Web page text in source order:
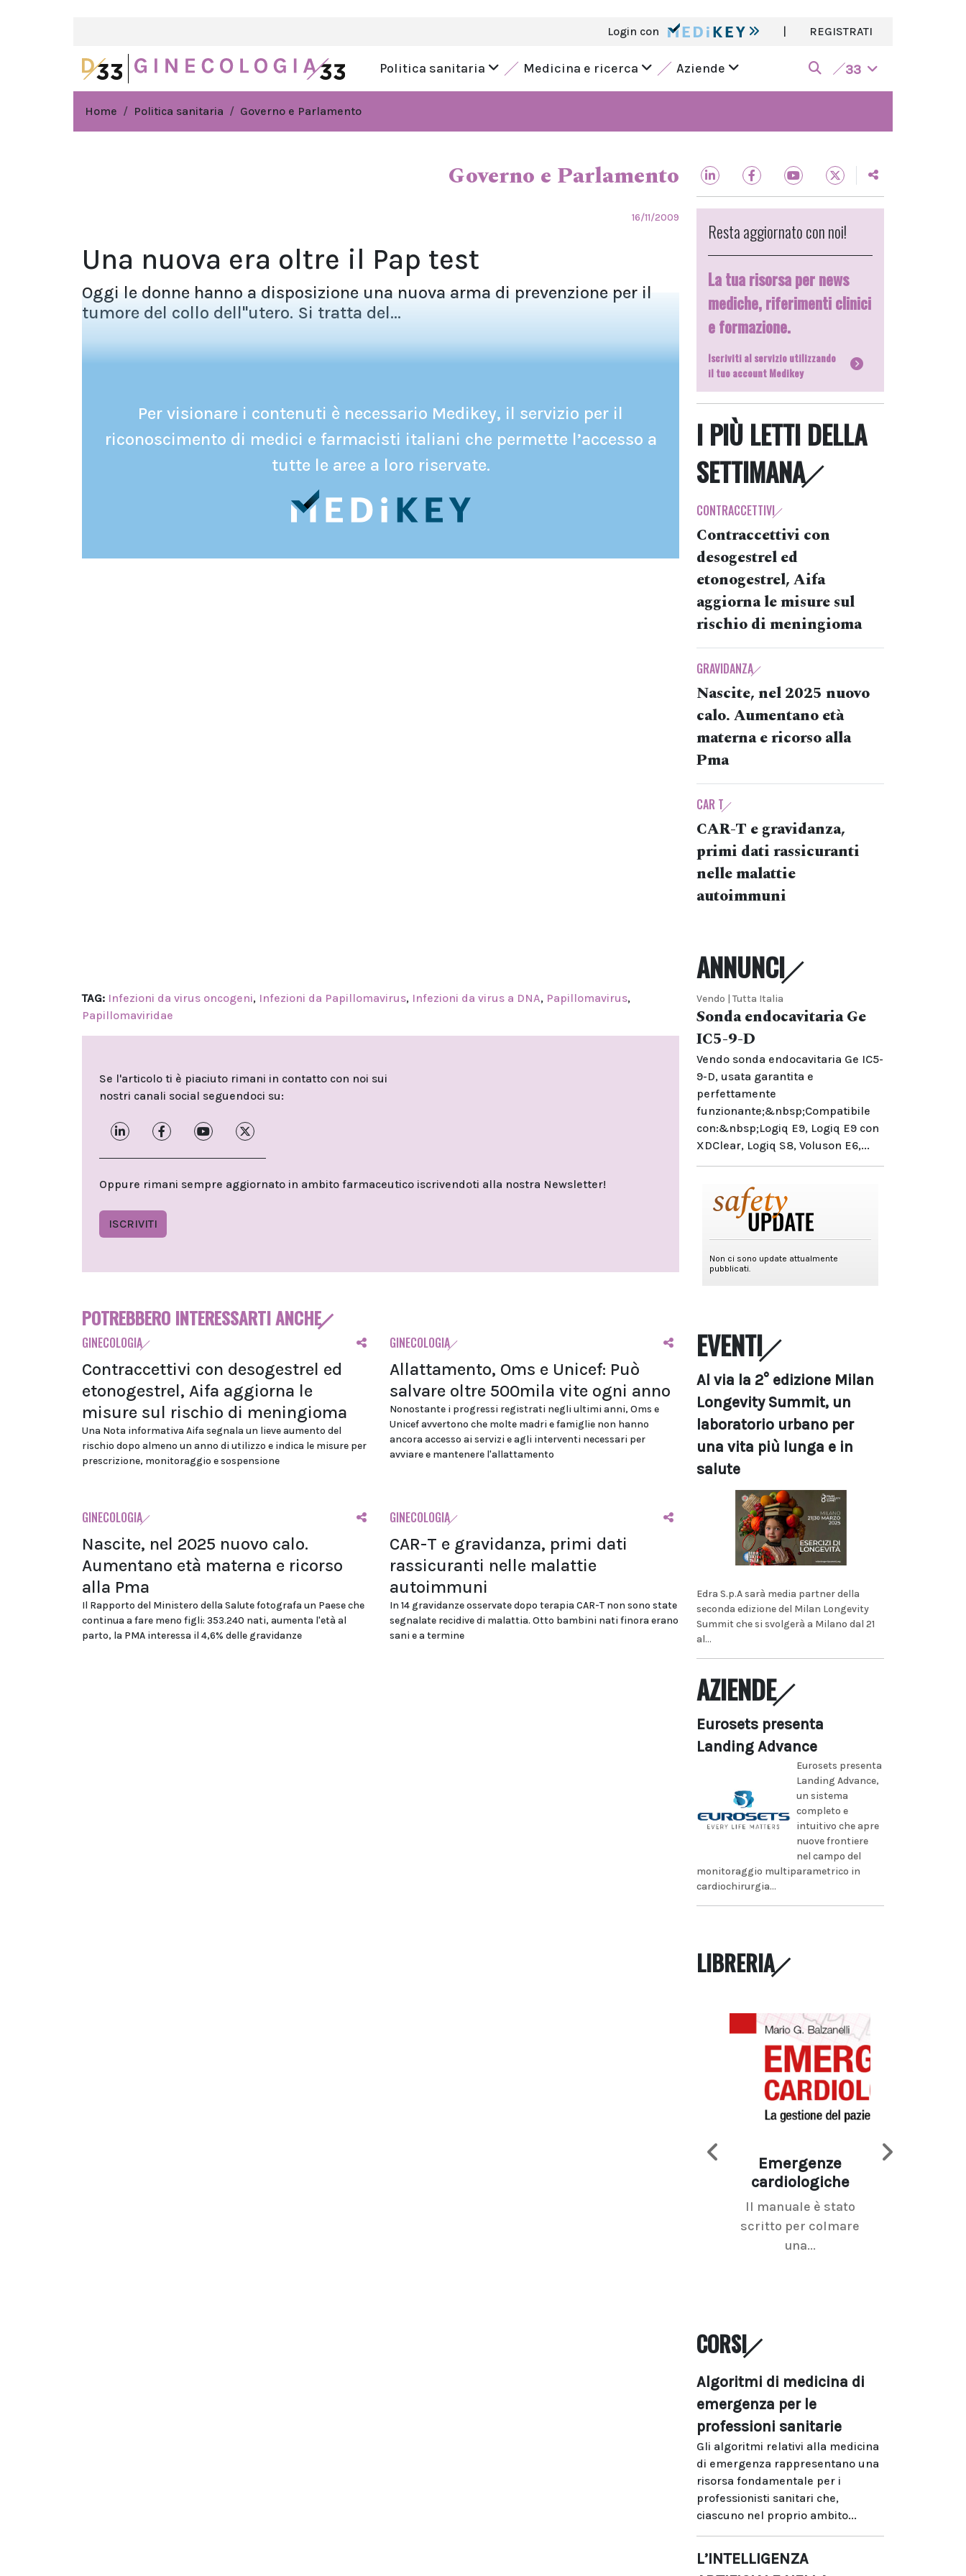
Login con | REGISTRATI
Politica sanitaria Medicina e ricerca Aziende 33
Home Politica sanitaria Governo e Parlamento
Governo e Parlamento
16/11/2009
Una nuova era oltre il Pap test
Oggi le donne hanno a disposizione una nuova arma di prevenzione per il
tumore del collo dell''utero. Si tratta del...
Per visionare i contenuti è necessario Medikey, il servizio per il
riconoscimento di medici e farmacisti italiani che permette l’accesso a
tutte le aree a loro riservate.
TAG: Infezioni da virus oncogeni, Infezioni da Papillomavirus, Infezioni da virus a DNA, Papillomavirus,
Papillomaviridae
Se l'articolo ti è piaciuto rimani in contatto con noi sui
nostri canali social seguendoci su:
Oppure rimani sempre aggiornato in ambito farmaceutico iscrivendoti alla nostra Newsletter!
ISCRIVITI
POTREBBERO INTERESSARTI ANCHE
GINECOLOGIA
Contraccettivi con desogestrel ed
etonogestrel, Aifa aggiorna le
misure sul rischio di meningioma
Una Nota informativa Aifa segnala un lieve aumento del
rischio dopo almeno un anno di utilizzo e indica le misure per
prescrizione, monitoraggio e sospensione
GINECOLOGIA
Allattamento, Oms e Unicef: Può
salvare oltre 500mila vite ogni anno
Nonostante i progressi registrati negli ultimi anni, Oms e
Unicef avvertono che molte madri e famiglie non hanno
ancora accesso ai servizi e agli interventi necessari per
avviare e mantenere l'allattamento
GINECOLOGIA
Nascite, nel 2025 nuovo calo.
Aumentano età materna e ricorso
alla Pma
Il Rapporto del Ministero della Salute fotografa un Paese che
continua a fare meno figli: 353.240 nati, aumenta l'età al
parto, la PMA interessa il 4,6% delle gravidanze
GINECOLOGIA
CAR-T e gravidanza, primi dati
rassicuranti nelle malattie
autoimmuni
In 14 gravidanze osservate dopo terapia CAR-T non sono state
segnalate recidive di malattia. Otto bambini nati finora erano
sani e a termine
Resta aggiornato con noi!
La tua risorsa per news
mediche, riferimenti clinici
e formazione.
Iscriviti al servizio utilizzando
il tuo account Medikey
I PIÙ LETTI DELLA
SETTIMANA
CONTRACCETTIVI
Contraccettivi con
desogestrel ed
etonogestrel, Aifa
aggiorna le misure sul
rischio di meningioma
GRAVIDANZA
Nascite, nel 2025 nuovo
calo. Aumentano età
materna e ricorso alla
Pma
CAR T
CAR-T e gravidanza,
primi dati rassicuranti
nelle malattie
autoimmuni
ANNUNCI
Vendo | Tutta Italia
Sonda endocavitaria Ge
IC5-9-D
Vendo sonda endocavitaria Ge IC5-
9-D, usata garantita e
perfettamente
funzionante;&nbsp;Compatibile
con:&nbsp;Logiq E9, Logiq E9 con
XDClear, Logiq S8, Voluson E6,...
EVENTI
Al via la 2° edizione Milan
Longevity Summit, un
laboratorio urbano per
una vita più lunga e in
salute
Edra S.p.A sarà media partner della
seconda edizione del Milan Longevity
Summit che si svolgerà a Milano dal 21
al...
AZIENDE
Eurosets presenta
Landing Advance
Eurosets presenta
Landing Advance,
un sistema
completo e
intuitivo che apre
nuove frontiere
nel campo del
monitoraggio multiparametrico in
cardiochirurgia...
LIBRERIA
Emergenze
cardiologiche
Il manuale è stato
scritto per colmare
una...
CORSI
Algoritmi di medicina di
emergenza per le
professioni sanitarie
Gli algoritmi relativi alla medicina
di emergenza rappresentano una
risorsa fondamentale per i
professionisti sanitari che,
ciascuno nel proprio ambito...
L’INTELLIGENZA